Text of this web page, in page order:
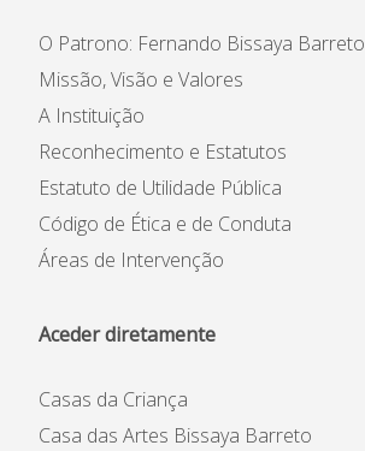
O Patrono: Fernando Bissaya Barreto
Missão, Visão e Valores
A Instituição
Reconhecimento e Estatutos
Estatuto de Utilidade Pública
Código de Ética e de Conduta
Áreas de Intervenção
Aceder diretamente
Casas da Criança
Casa das Artes Bissaya Barreto